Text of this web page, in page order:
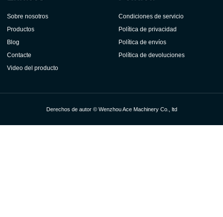
Sobre nosotros
Productos
Blog
Contacte
Video del producto
Condiciones de servicio
Política de privacidad
Política de envíos
Política de devoluciones
Derechos de autor © Wenzhou Ace Machinery Co., ltd